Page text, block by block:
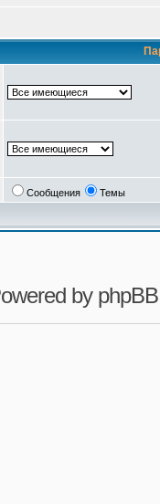
Сообщения Темы
by phpBB